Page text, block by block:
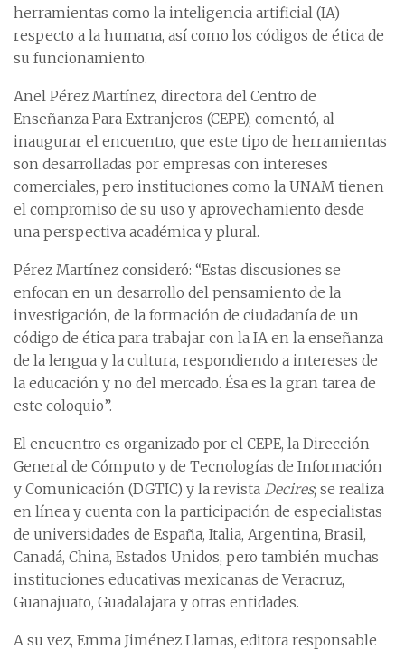
herramientas como la inteligencia artificial (IA)
respecto a la humana, así como los códigos de ética de
su funcionamiento.
Anel Pérez Martínez, directora del Centro de
Enseñanza Para Extranjeros (CEPE), comentó, al
inaugurar el encuentro, que este tipo de herramientas
son desarrolladas por empresas con intereses
comerciales, pero instituciones como la UNAM tienen
el compromiso de su uso y aprovechamiento desde
una perspectiva académica y plural.
Pérez Martínez consideró: “Estas discusiones se
enfocan en un desarrollo del pensamiento de la
investigación, de la formación de ciudadanía de un
código de ética para trabajar con la IA en la enseñanza
de la lengua y la cultura, respondiendo a intereses de
la educación y no del mercado. Ésa es la gran tarea de
este coloquio”.
El encuentro es organizado por el CEPE, la Dirección
General de Cómputo y de Tecnologías de Información
y Comunicación (DGTIC) y la revista Decires; se realiza
en línea y cuenta con la participación de especialistas
de universidades de España, Italia, Argentina, Brasil,
Canadá, China, Estados Unidos, pero también muchas
instituciones educativas mexicanas de Veracruz,
Guanajuato, Guadalajara y otras entidades.
A su vez, Emma Jiménez Llamas, editora responsable